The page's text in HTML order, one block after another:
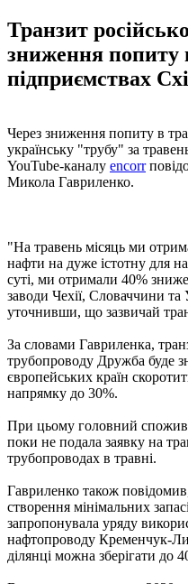
Транзит
зниження попиту
підприємствах
Через зниження попиту в
українську "трубу" за
YouTube-каналу encorr
Микола Гавриленко.
"На травень місяць ми
нафти на дуже істотну для
суті, ми отримали 40%
заводи Чехії, Словаччини
уточнивши, що зазвичай
За словами Гавриленка,
трубопроводу Дружба буде
європейських країн
напрямку до 30%.
При цьому головний
поки не подала заявку на
трубопроводах в травні.
Гавриленко також
створення мінімальних
запропонувала уряду
нафтопроводу Кременчук-
ділянці можна зберігати до